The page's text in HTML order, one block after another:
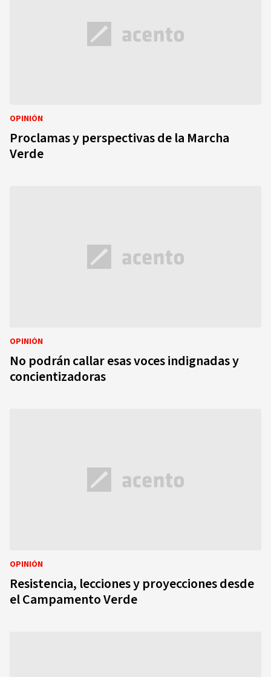
OPINIÓN
Proclamas y perspectivas de la Marcha
Verde
OPINIÓN
No podrán callar esas voces indignadas y
concientizadoras
OPINIÓN
Resistencia, lecciones y proyecciones desde
el Campamento Verde